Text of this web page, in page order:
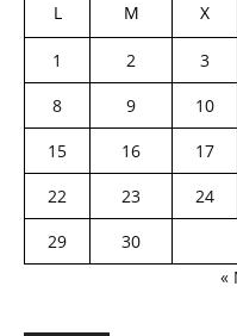
L M X
1 2 3
8
9 10
15
16 17
22
23 24
29
30
«